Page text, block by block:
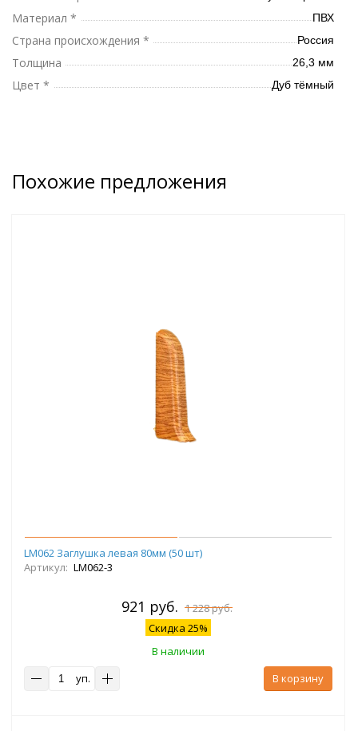
Материал * ПВХ
Страна происхождения * Россия
Толщина 26,3 мм
Цвет * Дуб тёмный
Похожие предложения
LM062 Заглушка левая 80мм (50 шт)
Артикул: LM062-3
921 руб. 1 228 руб.
Скидка 25%
В наличии
уп.
В корзину